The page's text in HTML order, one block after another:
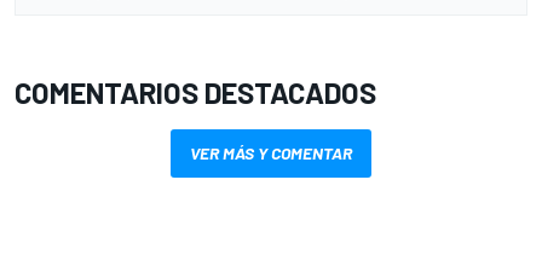
COMENTARIOS DESTACADOS
VER MÁS Y COMENTAR